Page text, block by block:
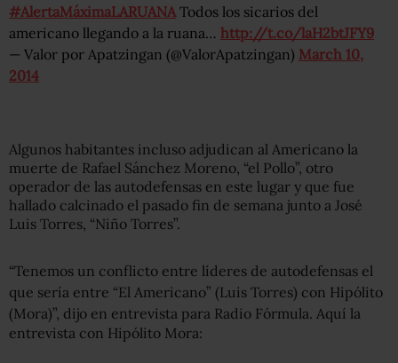
#AlertaMáximaLARUANA Todos los sicarios del
americano llegando a la ruana… http://t.co/laH2btJFY9
— Valor por Apatzingan (@ValorApatzingan) March 10,
2014
Algunos habitantes incluso adjudican al Americano la
muerte de Rafael Sánchez Moreno, “el Pollo”, otro
operador de las autodefensas en este lugar y que fue
hallado calcinado el pasado fin de semana junto a José
Luis Torres, “Niño Torres”.
“Tenemos un conflicto entre líderes de autodefensas el
que sería entre “El Americano” (Luis Torres) con Hipólito
(Mora)”, dijo en entrevista para Radio Fórmula. Aquí la
entrevista con Hipólito Mora: